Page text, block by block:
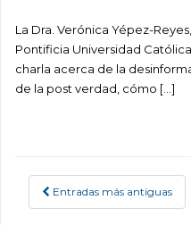
La Dra. Verónica Yépez-
Pontificia Universidad
charla acerca de la
de la post verdad, cómo […]
POSTS NAVIGATION
Entradas más antiguas